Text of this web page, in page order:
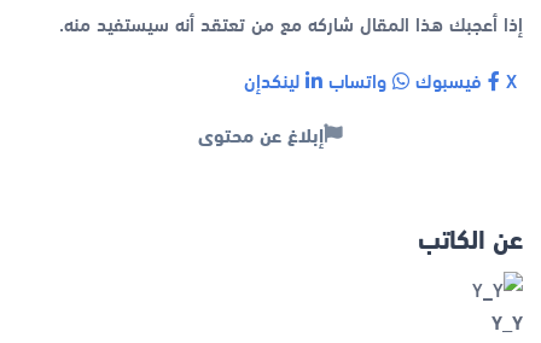
إذا أعجبك هذا المقال شاركه مع من تعتقد أنه سيستفيد منه.
فيسبوك واتساب لينكدإن
إبلاغ عن محتوى
عن الكاتب
Y_Y